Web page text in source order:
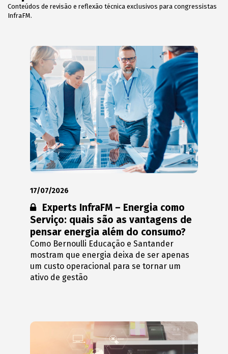
Conteúdos de revisão e reflexão técnica exclusivos para congressistas
InfraFM.
17/07/2026
Conteúdo restrito:
Experts InfraFM – Energia como
Serviço: quais são as vantagens de
pensar energia além do consumo?
Como Bernoulli Educação e Santander
mostram que energia deixa de ser apenas
um custo operacional para se tornar um
ativo de gestão